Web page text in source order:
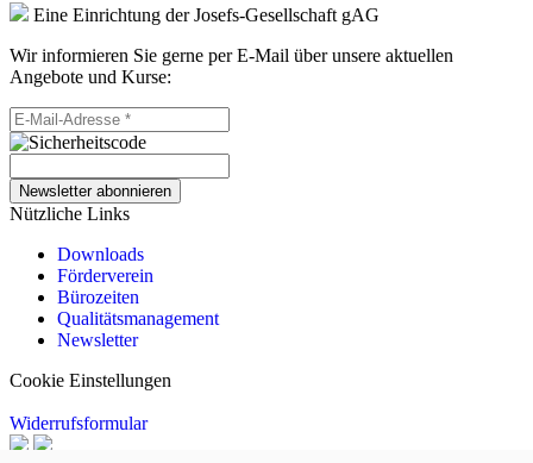
Eine Einrichtung der Josefs-Gesellschaft gAG
Wir informieren Sie gerne per E-Mail über unsere aktuellen
Angebote und Kurse:
Newsletter abonnieren
Nützliche Links
Downloads
Förderverein
Bürozeiten
Qualitätsmanagement
Newsletter
Cookie Einstellungen
Widerrufsformular